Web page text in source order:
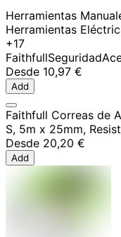
Herramientas
Herramientas
+17
FaithfullSeguridad
Desde 10,97 €
Add
Faithfull Correas de
S, 5m x 25mm,
Desde 20,20 €
Add